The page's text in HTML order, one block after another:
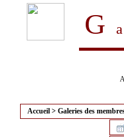
G
Accueil > Galeries des